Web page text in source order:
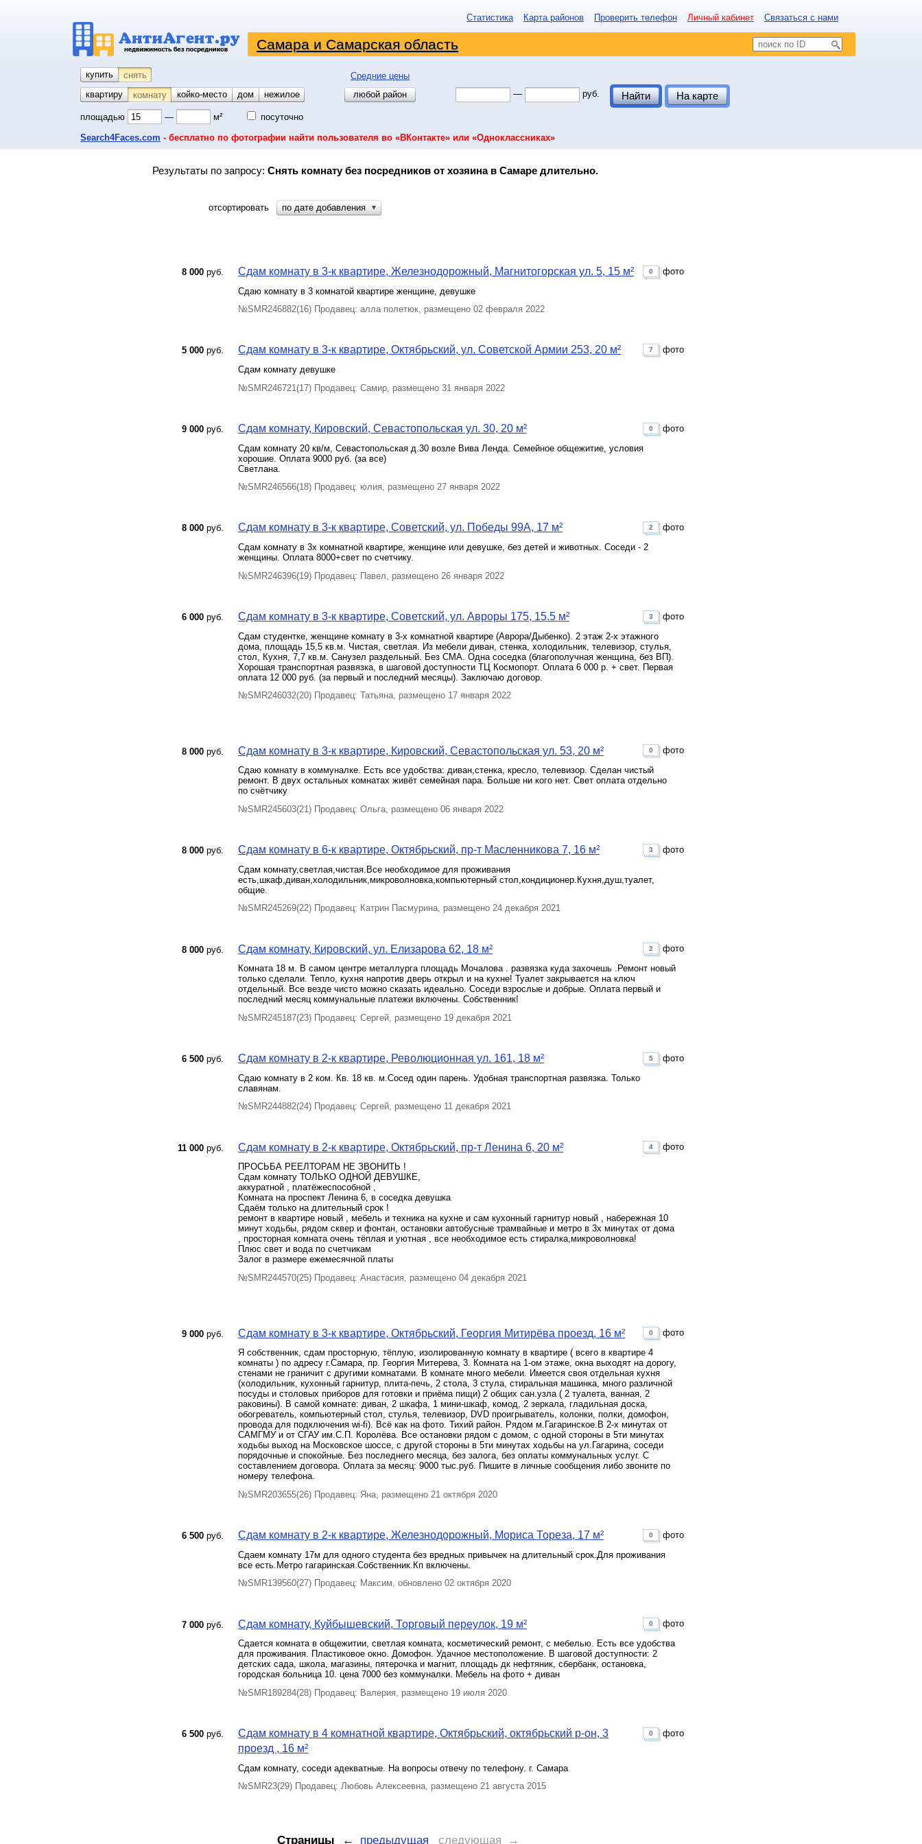
Статистика Карта районов Проверить телефон Личный кабинет Связаться с нами
Самара и Самарская область
купить снять
Средние цены
квартиру
комнату койко-место дом гараж
участок
нежилое
площадью — м² посуточно
любой район — руб. Найти На карте
Search4Faces.com - бесплатно по фотографии найти пользователя во «ВКонтакте» или «Одноклассниках»
Результаты по запросу: Снять комнату без посредников от хозяина в Самаре длительно.
отсортировать по дате добавления ▼
8 000 руб. Сдам комнату в 3-к квартире, Железнодорожный, Магнитогорская ул. 5, 15 м²
Сдаю комнату в 3 комнатой квартире женщине, девушке
0 фото
№SMR246882(16) Продавец: алла полетюк, размещено 02 февраля 2022
5 000 руб. Сдам комнату в 3-к квартире, Октябрьский, ул. Советской Армии 253, 20 м²
Сдам комнату девушке
7 фото
№SMR246721(17) Продавец: Самир, размещено 31 января 2022
9 000 руб. Сдам комнату, Кировский, Севастопольская ул. 30, 20 м²
Сдам комнату 20 кв/м, Севастопольская д.30 возле Вива Ленда. Семейное общежитие, условия
хорошие. Оплата 9000 руб. (за все)
Светлана.
0 фото
№SMR246566(18) Продавец: юлия, размещено 27 января 2022
8 000 руб. Сдам комнату в 3-к квартире, Советский, ул. Победы 99А, 17 м²
Сдам комнату в 3х комнатной квартире, женщине или девушке, без детей и животных. Соседи - 2
женщины. Оплата 8000+свет по счетчику.
2 фото
№SMR246396(19) Продавец: Павел, размещено 26 января 2022
6 000 руб. Сдам комнату в 3-к квартире, Советский, ул. Авроры 175, 15.5 м²
Сдам студентке, женщине комнату в 3-х комнатной квартире (Аврора/Дыбенко). 2 этаж 2-х этажного
дома, площадь 15,5 кв.м. Чистая, светлая. Из мебели диван, стенка, холодильник, телевизор, стулья,
стол, Кухня, 7,7 кв.м. Санузел раздельный. Без СМА. Одна соседка (благополучная женщина, без ВП).
Хорошая транспортная развязка, в шаговой доступности ТЦ Космопорт. Оплата 6 000 р. + свет. Первая
оплата 12 000 руб. (за первый и последний месяцы). Заключаю договор.
3 фото
№SMR246032(20) Продавец: Татьяна, размещено 17 января 2022
8 000 руб. Сдам комнату в 3-к квартире, Кировский, Севастопольская ул. 53, 20 м²
Сдаю комнату в коммуналке. Есть все удобства: диван,стенка, кресло, телевизор. Сделан чистый
ремонт. В двух остальных комнатах живёт семейная пара. Больше ни кого нет. Свет оплата отдельно
по счётчику
0 фото
№SMR245603(21) Продавец: Ольга, размещено 06 января 2022
8 000 руб. Сдам комнату в 6-к квартире, Октябрьский, пр-т Масленникова 7, 16 м²
Сдам комнату,светлая,чистая.Все необходимое для проживания
есть,шкаф,диван,холодильник,микроволновка,компьютерный стол,кондиционер.Кухня,душ,туалет,
общие.
3 фото
№SMR245269(22) Продавец: Катрин Пасмурина, размещено 24 декабря 2021
8 000 руб. Сдам комнату, Кировский, ул. Елизарова 62, 18 м²
Комната 18 м. В самом центре металлурга площадь Мочалова . развязка куда захочешь .Ремонт новый
только сделали. Тепло, кухня напротив дверь открыл и на кухне! Туалет закрывается на ключ
отдельный. Все везде чисто можно сказать идеально. Соседи взрослые и добрые. Оплата первый и
последний месяц коммунальные платежи включены. Собственник!
2 фото
№SMR245187(23) Продавец: Сергей, размещено 19 декабря 2021
6 500 руб. Сдам комнату в 2-к квартире, Революционная ул. 161, 18 м²
Сдаю комнату в 2 ком. Кв. 18 кв. м.Сосед один парень. Удобная транспортная развязка. Только
славянам.
5 фото
№SMR244882(24) Продавец: Сергей, размещено 11 декабря 2021
11 000 руб. Сдам комнату в 2-к квартире, Октябрьский, пр-т Ленина 6, 20 м²
ПРОСЬБА РЕЕЛТОРАМ НЕ ЗВОНИТЬ !
Сдам комнату ТОЛЬКО ОДНОЙ ДЕВУШКЕ,
аккуратной , платёжеспособной ,
Комната на проспект Ленина 6, в соседка девушка
Сдаём только на длительный срок !
ремонт в квартире новый , мебель и техника на кухне и сам кухонный гарнитур новый , набережная 10
минут ходьбы, рядом сквер и фонтан, остановки автобусные трамвайные и метро в 3х минутах от дома
, просторная комната очень тёплая и уютная , все необходимое есть стиралка,микроволновка!
Плюс свет и вода по счетчикам
Залог в размере ежемесячной платы
4 фото
№SMR244570(25) Продавец: Анастасия, размещено 04 декабря 2021
9 000 руб. Сдам комнату в 3-к квартире, Октябрьский, Георгия Митирёва проезд, 16 м²
Я собственник, сдам просторную, тёплую, изолированную комнату в квартире ( всего в квартире 4
комнаты ) по адресу г.Самара, пр. Георгия Митерева, 3. Комната на 1-ом этаже, окна выходят на дорогу,
стенами не граничит с другими комнатами. В комнате много мебели. Имеется своя отдельная кухня
(холодильник, кухонный гарнитур, плита-печь, 2 стола, 3 стула, стиральная машинка, много различной
посуды и столовых приборов для готовки и приёма пищи) 2 общих сан.узла ( 2 туалета, ванная, 2
раковины). В самой комнате: диван, 2 шкафа, 1 мини-шкаф, комод, 2 зеркала, гладильная доска,
обогреватель, компьютерный стол, стулья, телевизор, DVD проигрыватель, колонки, полки, домофон,
провода для подключения wi-fi). Всё как на фото. Тихий район. Рядом м.Гагаринское.В 2-х минутах от
САМГМУ и от СГАУ им.С.П. Королёва. Все остановки рядом с домом, с одной стороны в 5ти минутах
ходьбы выход на Московское шоссе, с другой стороны в 5ти минутах ходьбы на ул.Гагарина, соседи
порядочные и спокойные. Без последнего месяца, без залога, без оплаты коммунальных услуг. С
составлением договора. Оплата за месяц: 9000 тыс.руб. Пишите в личные сообщения либо звоните по
номеру телефона.
0 фото
№SMR203655(26) Продавец: Яна, размещено 21 октября 2020
6 500 руб. Сдам комнату в 2-к квартире, Железнодорожный, Мориса Тореза, 17 м²
Сдаем комнату 17м для одного студента без вредных привычек на длительный срок.Для проживания
все есть.Метро гагаринская.Собственник.Кп включены.
0 фото
№SMR139560(27) Продавец: Максим, обновлено 02 октября 2020
7 000 руб. Сдам комнату, Куйбышевский, Торговый переулок, 19 м²
Сдается комната в общежитии, светлая комната, косметический ремонт, с мебелью. Есть все удобства
для проживания. Пластиковое окно. Домофон. Удачное местоположение. В шаговой доступности: 2
детских сада, школа, магазины, пятерочка и магнит, площадь дк нефтяник, сбербанк, остановка,
городская больница 10. цена 7000 без коммуналки. Мебель на фото + диван
0 фото
№SMR189284(28) Продавец: Валерия, размещено 19 июля 2020
6 500 руб.
Сдам комнату в 4 комнатной квартире, Октябрьский, октябрьский р-он, 3
проезд , 16 м²
Сдам комнату, соседи адекватные. На вопросы отвечу по телефону. г. Самара
0 фото
№SMR23(29) Продавец: Любовь Алексеевна, размещено 21 августа 2015
Страницы ← предыдущая следующая →